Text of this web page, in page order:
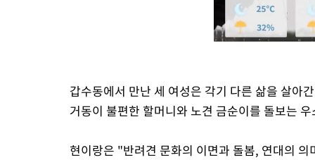
갑수동에서 만난 세 여성은 각기 다른 삶을 살아
거동이 불편한 할머니와 노견 금순이를 돌보는
현이랑은 "반려견 문화의 이면과 돌봄, 연대의